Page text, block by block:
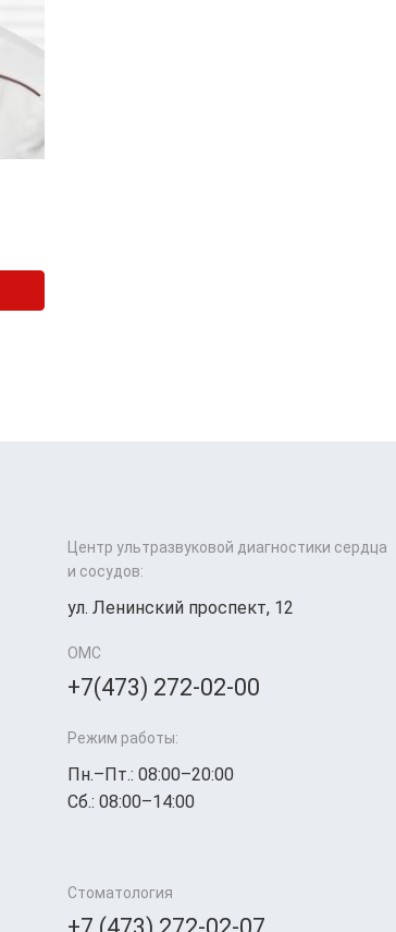
Центр ультразвуковой диагностики сердца
и сосудов:
ул. Ленинский проспект, 12
ОМС
+7(473) 272-02-00
Режим работы:
Пн.–Пт.: 08:00–20:00
Сб.: 08:00–14:00
Стоматология